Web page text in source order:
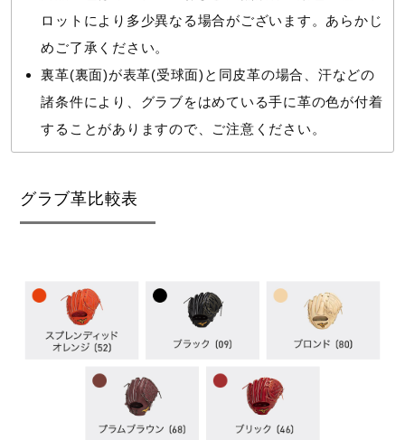
ロットにより多少異なる場合がございます。あらかじ
めご了承ください。
裏革(裏面)が表革(受球面)と同皮革の場合、汗などの
諸条件により、グラブをはめている手に革の色が付着
することがありますので、ご注意ください。
グラブ革比較表